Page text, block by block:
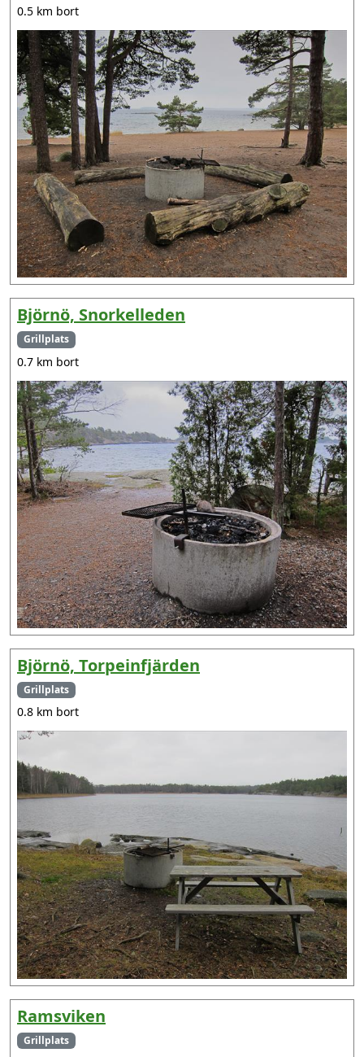
0.5 km bort
Björnö, Snorkelleden
Grillplats
0.7 km bort
Björnö, Torpeinfjärden
Grillplats
0.8 km bort
Ramsviken
Grillplats